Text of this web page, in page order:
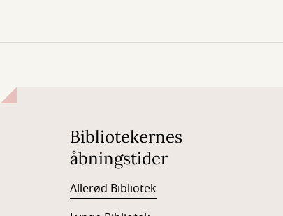
Bibliotekernes
åbningstider
Allerød Bibliotek